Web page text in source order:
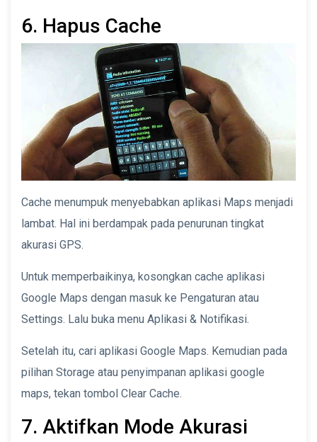
6. Hapus Cache
Cache menumpuk menyebabkan aplikasi Maps menjadi
lambat. Hal ini berdampak pada penurunan tingkat
akurasi GPS.
Untuk memperbaikinya, kosongkan cache aplikasi
Google Maps dengan masuk ke Pengaturan atau
Settings. Lalu buka menu Aplikasi & Notifikasi.
Setelah itu, cari aplikasi Google Maps. Kemudian pada
pilihan Storage atau penyimpanan aplikasi google
maps, tekan tombol Clear Cache.
7. Aktifkan Mode Akurasi